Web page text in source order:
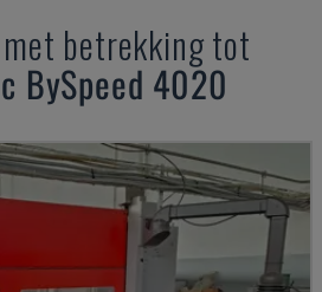
betrekking tot
BySpeed 4020